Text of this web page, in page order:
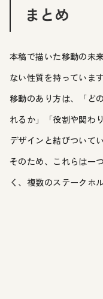
まとめ
本稿で描いた移動の未
ない性質を持っています
移動のあり方は、「ど
れるか」「役割や関わ
デザインと結びついてい
そのため、これらは一
く、複数のステークホ